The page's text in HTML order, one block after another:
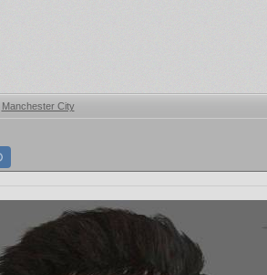
Manchester City